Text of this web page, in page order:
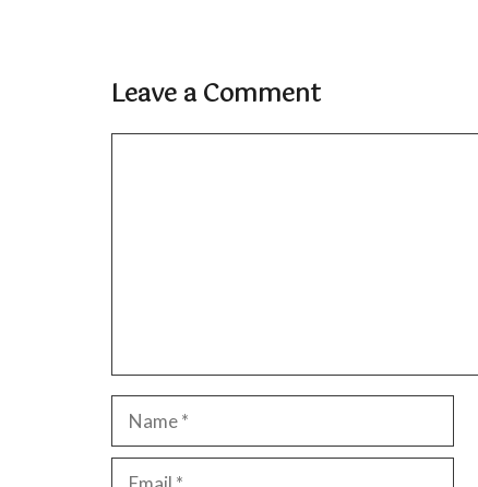
Leave a Comment
Name
Email